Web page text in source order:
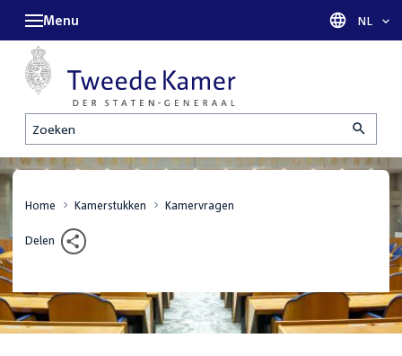
Zoeken
Menu Taal
NL
Home Kamerstukken Kamervragen
Delen